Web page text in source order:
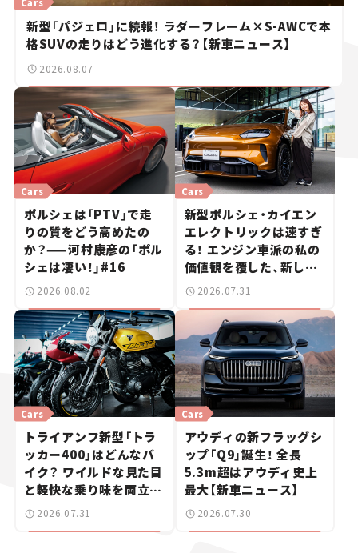
新型「パジェロ」に続報！ ラダーフレーム×S-AWCで本
格SUVの走りはどう進化する？【新車ニュース】
2026.08.07
ポルシェは「PTV」で走
りの質をどう高めたの
か？——河村康彦の「ポル
シェは凄い！」#16
Cars
2026.08.02
新型ポルシェ・カイエン
エレクトリックは速すぎ
る！ エンジン車派の私の
価値観を覆した、新しい
ポルシェの走り。
Cars
2026.07.31
トライアンフ新型「トラ
ッカー400」はどんなバ
イク？ ワイルドな見た目
と軽快な乗り味を両立し
た400ccフラットトラッ
Cars
2026.07.31
アウディの新フラッグシ
ップ「Q9」誕生！ 全長
5.3m超はアウディ史上
最大【新車ニュース】
Cars
2026.07.30